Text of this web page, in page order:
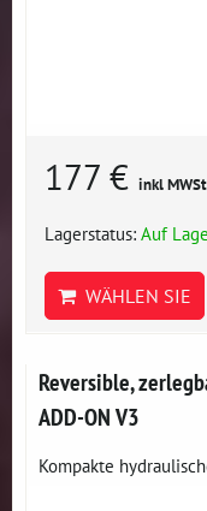
177 € inkl
Lagerstatus: Auf
WÄHLEN SIE
Reversible,
ADD-ON V3
Kompakte